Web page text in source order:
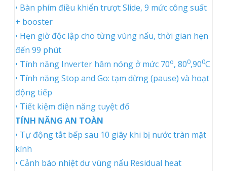
• Bàn phím điều khiển trượt Slide, 9 mức công suất
+ booster
• Hẹn giờ độc lập cho từng vùng nấu, thời gian hẹn
đến 99 phút
• Tính năng Inverter hâm nóng ở mức 70o, 800,900C
• Tính năng Stop and Go: tạm dừng (pause) và hoạt
động tiếp
• Tiết kiệm điện năng tuyệt đố
TÍNH NĂNG AN TOÀN
• Tự động tắt bếp sau 10 giây khi bị nước tràn mặt
kính
• Cảnh báo nhiệt dư vùng nấu Residual heat